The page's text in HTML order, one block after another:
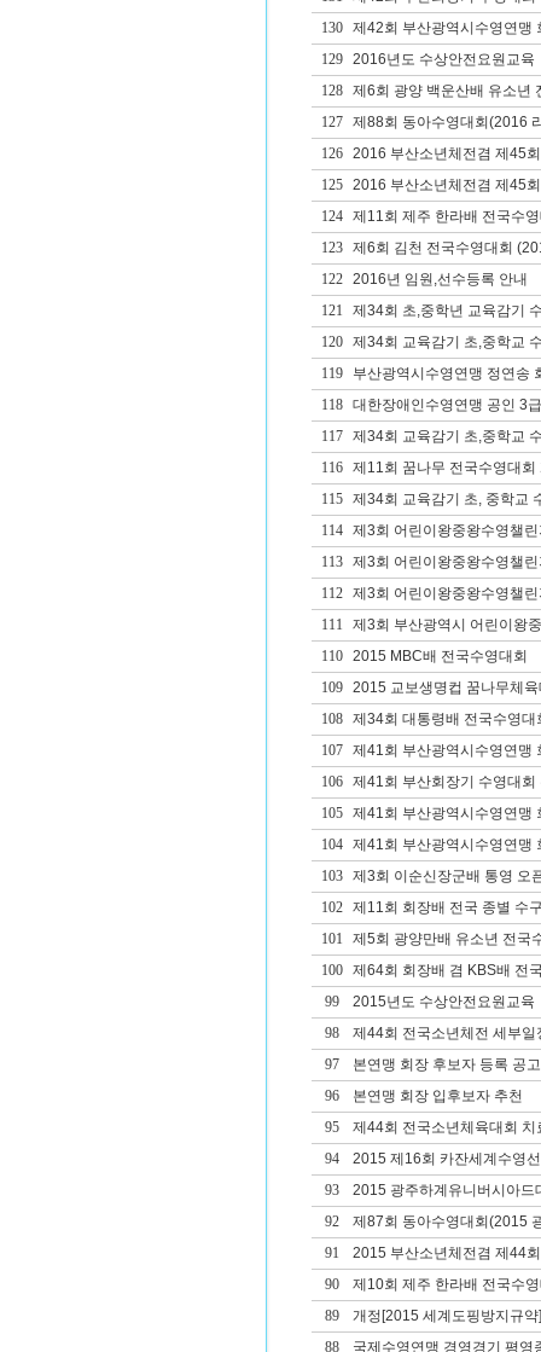
130
제42회 부산광역시수영연맹
129
2016년도 수상안전요원교육
128
제6회 광양 백운산배 유소년
127
제88회 동아수영대회(2016
126
2016 부산소년체전겸 제45
125
2016 부산소년체전겸 제45
124
제11회 제주 한라배 전국수
123
제6회 김천 전국수영대회
122
2016년 임원,선수등록 안내
121
제34회 초,중학년 교육감기
120
제34회 교육감기 초,중학교
119
부산광역시수영연맹 정연송
118
대한장애인수영연맹 공인 3
117
제34회 교육감기 초,중학교
116
제11회 꿈나무 전국수영대회
115
제34회 교육감기 초, 중학교
114
제3회 어린이왕중왕수영챌
113
제3회 어린이왕중왕수영챌
112
제3회 어린이왕중왕수영챌
111
제3회 부산광역시 어린이왕
110
2015 MBC배 전국수영대회
109
2015 교보생명컵 꿈나무체
108
제34회 대통령배 전국수영대
107
제41회 부산광역시수영연맹
106
제41회 부산회장기 수영대회
105
제41회 부산광역시수영연맹
104
제41회 부산광역시수영연맹
103
제3회 이순신장군배 통영 오
102
제11회 회장배 전국 종별 수
101
제5회 광양만배 유소년 전국
100
제64회 회장배 겸 KBS배 전
99
2015년도 수상안전요원교육
98
제44회 전국소년체전 세부일
97
본연맹 회장 후보자 등록 공고
96
본연맹 회장 입후보자 추천
95
제44회 전국소년체육대회
94
2015 제16회 카잔세계수영
93
2015 광주하계유니버시아드
92
제87회 동아수영대회(2015
91
2015 부산소년체전겸 제44
90
제10회 제주 한라배 전국수
89
개정[2015 세계도핑방지규
88
국제수영연맹 경영경기 평영